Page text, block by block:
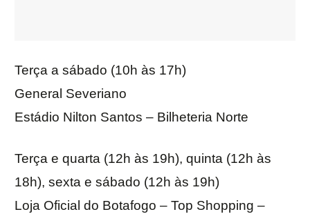
Terça a sábado (10h às 17h)
General Severiano
Estádio Nilton Santos – Bilheteria Norte
Terça e quarta (12h às 19h), quinta (12h às
18h), sexta e sábado (12h às 19h)
Loja Oficial do Botafogo – Top Shopping –